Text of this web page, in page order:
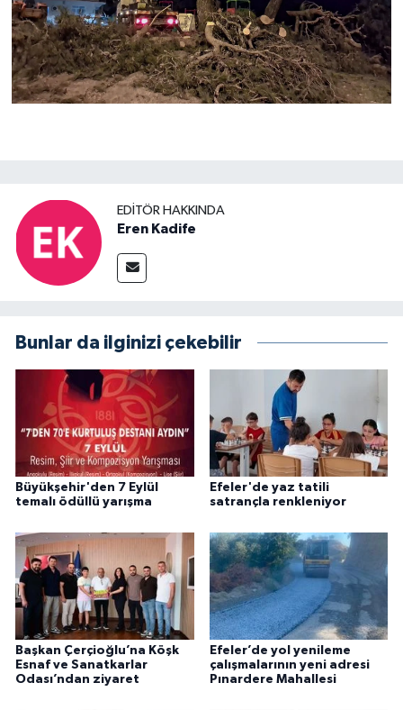
EDITÖR HAKKINDA
Eren Kadife
Bunlar da ilginizi çekebilir
Büyükşehir'den 7 Eylül
temalı ödüllü yarışma
Efeler'de yaz tatili
satrançla renkleniyor
Başkan Çerçioğlu’na Köşk
Esnaf ve Sanatkarlar
Odası’ndan ziyaret
Efeler’de yol yenileme
çalışmalarının yeni adresi
Pınardere Mahallesi